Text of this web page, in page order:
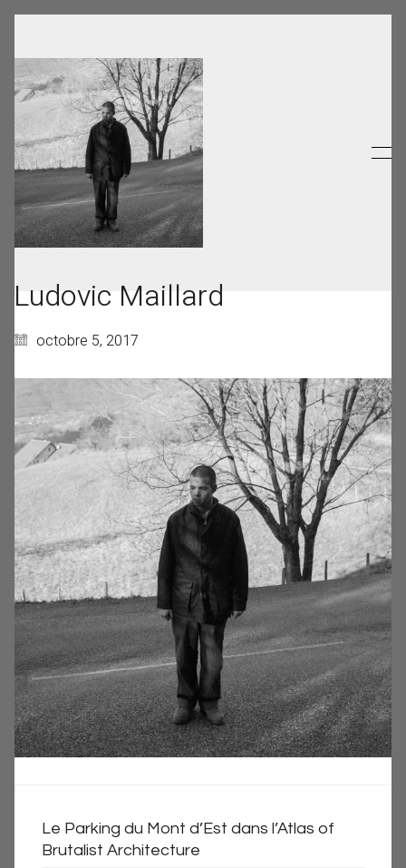
Ludovic Maillard
octobre 5, 2017
Le Parking du Mont d’Est dans l’Atlas of
Brutalist Architecture